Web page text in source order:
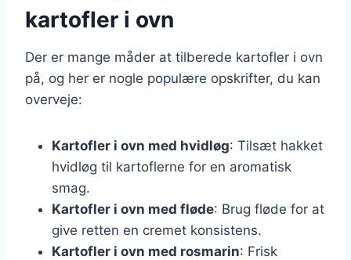
kartofler i ovn
Der er mange måder at tilberede kartofler i ovn
på, og her er nogle populære opskrifter, du kan
overveje:
Kartofler i ovn med hvidløg: Tilsæt hakket
hvidløg til kartoflerne for en aromatisk
smag.
Kartofler i ovn med fløde: Brug fløde for at
give retten en cremet konsistens.
Kartofler i ovn med rosmarin: Frisk